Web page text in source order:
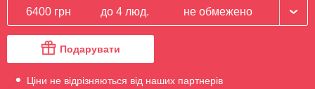
6400 грн до 4 люд. не обмежено
Подарувати
Ціни не відрізняються від наших партнерів